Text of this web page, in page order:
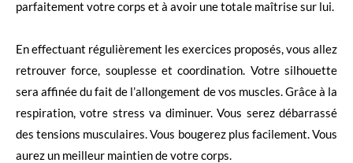
parfaitement votre corps et à avoir une totale maîtrise sur lui.
En effectuant régulièrement les exercices proposés, vous allez
retrouver force, souplesse et coordination. Votre silhouette
sera affinée du fait de l’allongement de vos muscles. Grâce à la
respiration, votre stress va diminuer. Vous serez débarrassé
des tensions musculaires. Vous bougerez plus facilement. Vous
aurez un meilleur maintien de votre corps.